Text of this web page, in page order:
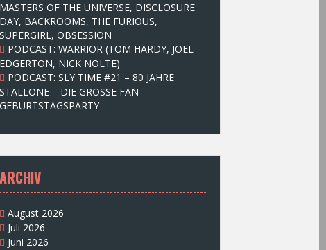
MASTERS OF THE UNIVERSE, DISCLOSURE
DAY, BACKROOMS, THE FURIOUS,
SUPERGIRL, OBSESSION
PODCAST: WARRIOR (TOM HARDY, JOEL
EDGERTON, NICK NOLTE)
PODCAST: SLY TIME #21 – 80 JAHRE
STALLONE – DIE GROSSE FAN-
GEBURTSTAGSPARTY
ARCHIV
August 2026
Juli 2026
Juni 2026